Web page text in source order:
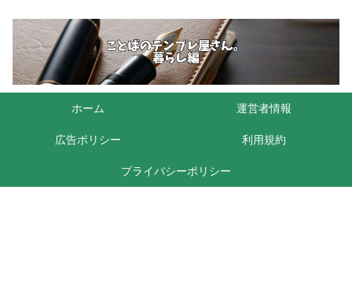
ホーム 運営者情報
広告ポリシー 利用規約
プライバシーポリシー